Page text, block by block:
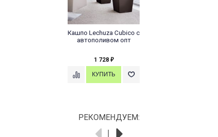
Кашпо Lechuza Cubico с
автополивом опт
1 728 ₽
РЕКОМЕНДУЕМ: